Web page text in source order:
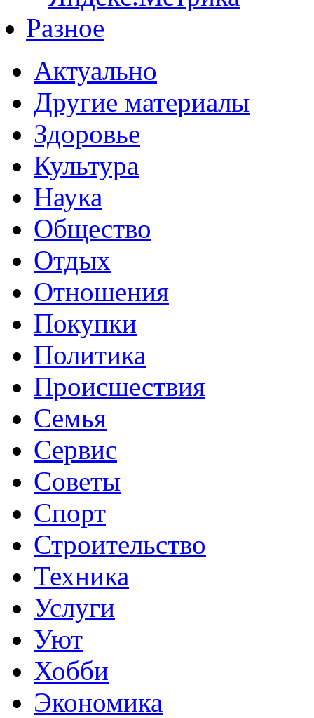
Разное
Актуально
Другие материалы
Здоровье
Культура
Наука
Общество
Отдых
Отношения
Покупки
Политика
Происшествия
Семья
Сервис
Советы
Спорт
Строительство
Техника
Услуги
Уют
Хобби
Экономика